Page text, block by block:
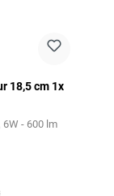
18,5 cm 1x
6W - 600 lm